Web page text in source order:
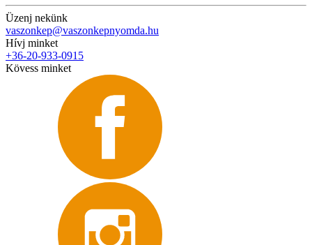
Üzenj nekünk
vaszonkep@vaszonkepnyomda.hu
Hívj minket
+36-20-933-0915
Kövess minket